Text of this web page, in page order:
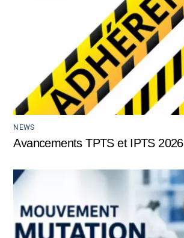
NEWS
Avancements TPTS et IPTS 2026